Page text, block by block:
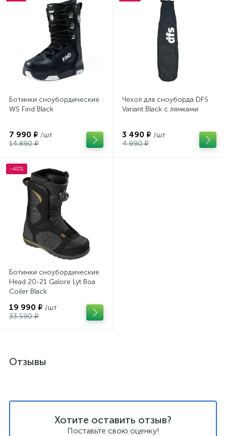
Ботинки сноубордические
WS Find Black
7 990 ₽ /шт
14 890 ₽
Чехол для сноуборда DFS
Variant Black с лямками
3 490 ₽ /шт
4 990 ₽
-40%
Ботинки сноубордические
Head 20-21 Galore Lyt Boa
Coiler Black
19 990 ₽ /шт
33 590 ₽
Отзывы
Хотите оставить отзыв?
Поставьте свою оценку!